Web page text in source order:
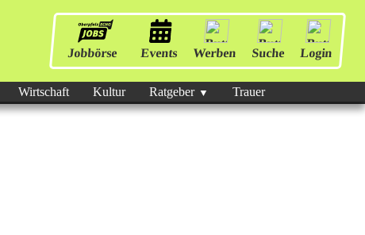
Jobbörse Events Werben Suche Login
Wirtschaft Kultur Ratgeber Trauer